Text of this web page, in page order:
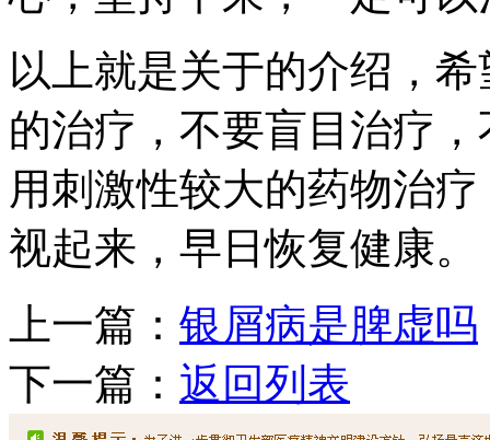
以上就是关于的介绍，
的治疗，不要盲目治疗
用刺激性较大的药物治
视起来，早日恢复健康。
上一篇： 银屑病是脾虚吗
下一篇： 返回列表